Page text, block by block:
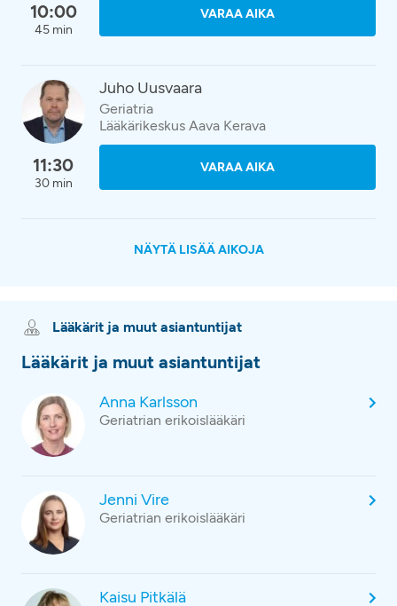
10:00
45 min
VARAA AIKA
11:30
30 min
Juho Uusvaara
Geriatria
Lääkärikeskus Aava Kerava
VARAA AIKA
NÄYTÄ LISÄÄ AIKOJA
Lääkärit ja muut asiantuntijat
Lääkärit ja muut asiantuntijat
Anna Karlsson
Geriatrian erikoislääkäri
Jenni Vire
Geriatrian erikoislääkäri
Kaisu Pitkälä